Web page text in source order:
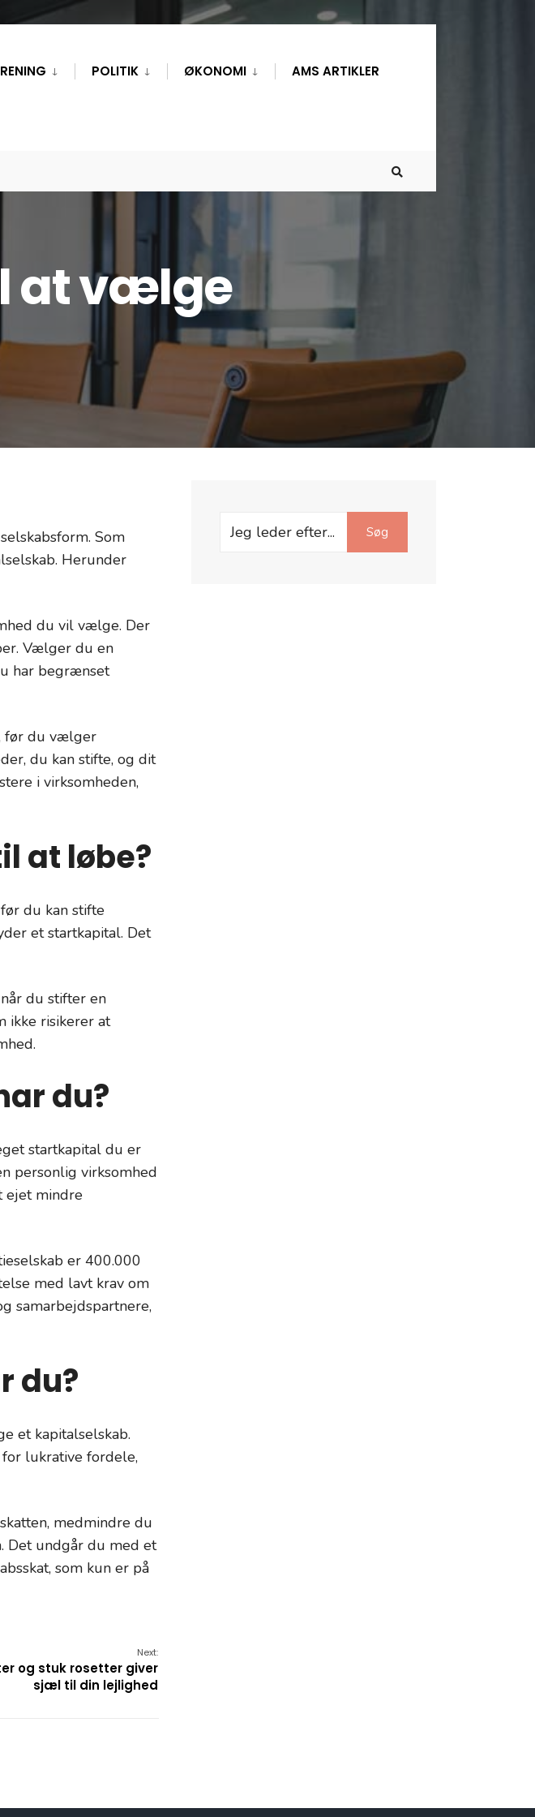
POLITIK ØKONOMI AMS ARTIKLER
at vælge
Som
Herunder
du vil vælge. Der
Vælger du en
har begrænset
før du vælger
du kan stifte, og dit
i virksomheden,
at løbe?
du kan stifte
et startkapital. Det
du stifter en
ikke risikerer at
du?
startkapital du er
personlig virksomhed
ejet mindre
er 400.000
med lavt krav om
samarbejdspartnere,
du?
et kapitalselskab.
lukrative fordele,
medmindre du
Det undgår du med et
som kun er på
Next:
og stuk rosetter giver
sjæl til din lejlighed
Search
Søg